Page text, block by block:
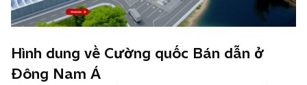
Hình dung về Cường quốc Bán dẫn ở
Đông Nam Á